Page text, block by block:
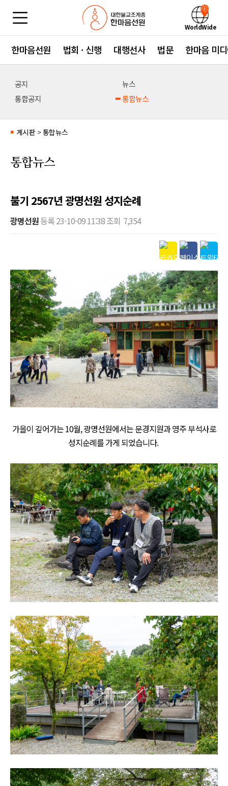
WorldWide
한마음선원 법회 · 신행 대행선사 법문 한마음 미
공지
뉴스
통합공지
통합뉴스
■ 게시판 > 통합뉴스
통합뉴스
불기 2567년 광명선원 성지순례
광명선원등록23-10-09 11:38조회 7,354
가을이 깊어가는 10월, 광명선원에서는 문경지원과 영주 부석사로
성지순례를 가게 되었습니다.